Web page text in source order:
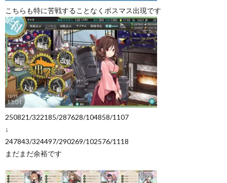
こちらも特に苦戦することなくボスマス出現です
250821/322185/287628/104858/1107
↓
247843/324497/290269/102576/1118
まだまだ余裕です